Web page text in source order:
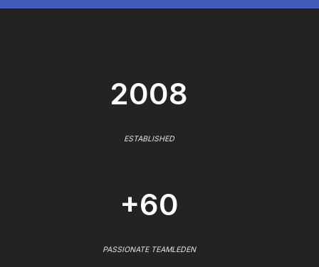
2008
ESTABLISHED
+60
PASSIONATE TEAMLEDEN